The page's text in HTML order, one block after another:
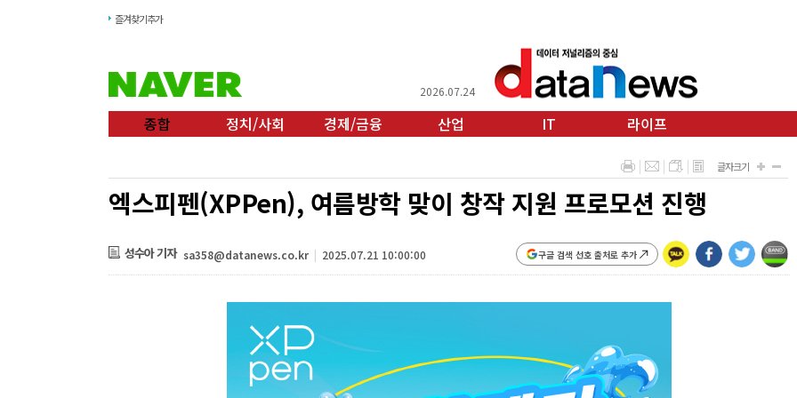
즐겨찾기추가
2026.07.24
종합 정치/사회 경제/금융 산업 IT 라이프
엑스피펜(XPPen), 여름방학 맞이 창작 지원 프로모션 진행
구글 검색 선호 출처로 추가
성수아 기자 sa358@datanews.co.kr | 2025.07.21 10:00:00
글자크기